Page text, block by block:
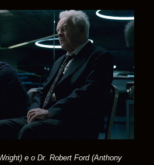
e o Dr. Robert Ford (Anthony